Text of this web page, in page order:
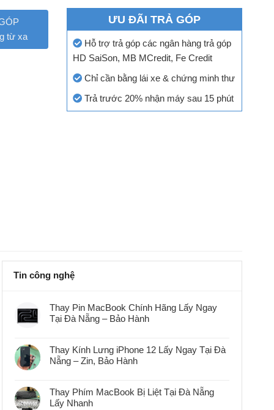
từ xa
ƯU ĐÃI TRẢ GÓP
Hỗ trợ trả góp các ngân hàng trả góp
HD SaiSon, MB MCredit, Fe Credit
Chỉ cần bằng lái xe & chứng minh thư
Trả trước 20% nhận máy sau 15 phút
Tin công nghệ
Thay Pin MacBook Chính Hãng Lấy Ngay
Tại Đà Nẵng – Bảo Hành
bình
luận
ở
Chính
Hãng
Lấy
Thay Kính Lưng iPhone 12 Lấy Ngay Tại Đà
Nẵng – Zin, Bảo Hành
bình
luận
ở
Thay Phím MacBook Bị Liệt Tại Đà Nẵng
Lấy Nhanh